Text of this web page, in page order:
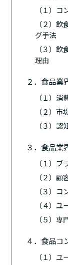
（１）
（２）
グ手法
（３）
理由
２．食品業
（１）
（２）
（３）認
３．食品業
（１）
（２）
（３）
（４）
（５）
４．食品コ
（１）